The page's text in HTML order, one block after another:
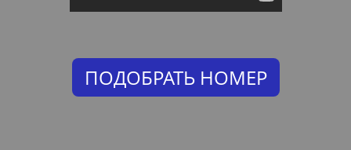
ПОДОБРАТЬ НОМЕР